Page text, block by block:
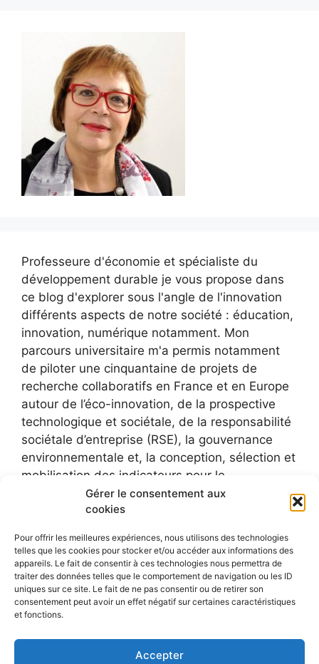
Gérer le consentement aux
cookies
Pour offrir les meilleures expériences, nous utilisons des technologies
telles que les cookies pour stocker et/ou accéder aux informations des
appareils. Le fait de consentir à ces technologies nous permettra de
traiter des données telles que le comportement de navigation ou les ID
uniques sur ce site. Le fait de ne pas consentir ou de retirer son
consentement peut avoir un effet négatif sur certaines caractéristiques
et fonctions.
Accepter
Professeure d'économie et spécialiste du
développement durable je vous propose dans
ce blog d'explorer sous l'angle de l'innovation
différents aspects de notre société : éducation,
innovation, numérique notamment. Mon
parcours universitaire m'a permis notamment
de piloter une cinquantaine de projets de
recherche collaboratifs en France et en Europe
autour de l’éco-innovation, de la prospective
technologique et sociétale, de la responsabilité
sociétale d’entreprise (RSE), la gouvernance
environnementale et, la conception, sélection et
mobilisation des indicateurs pour le
développement durable.